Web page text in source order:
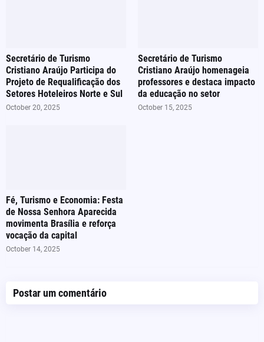
Secretário de Turismo
Cristiano Araújo Participa do
Projeto de Requalificação dos
Setores Hoteleiros Norte e Sul
October 20, 2025
Secretário de Turismo
Cristiano Araújo homenageia
professores e destaca impacto
da educação no setor
October 15, 2025
Fé, Turismo e Economia: Festa
de Nossa Senhora Aparecida
movimenta Brasília e reforça
vocação da capital
October 14, 2025
Postar um comentário